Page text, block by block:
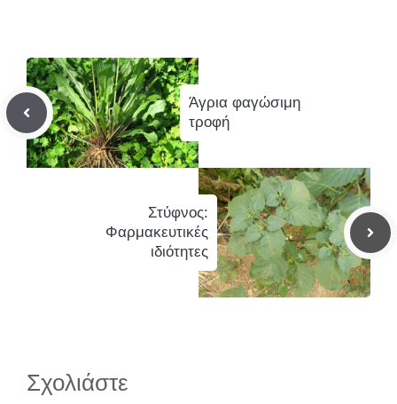
Άγρια φαγώσιμη
τροφή
Στύφνος:
Φαρμακευτικές
ιδιότητες
Σχολιάστε